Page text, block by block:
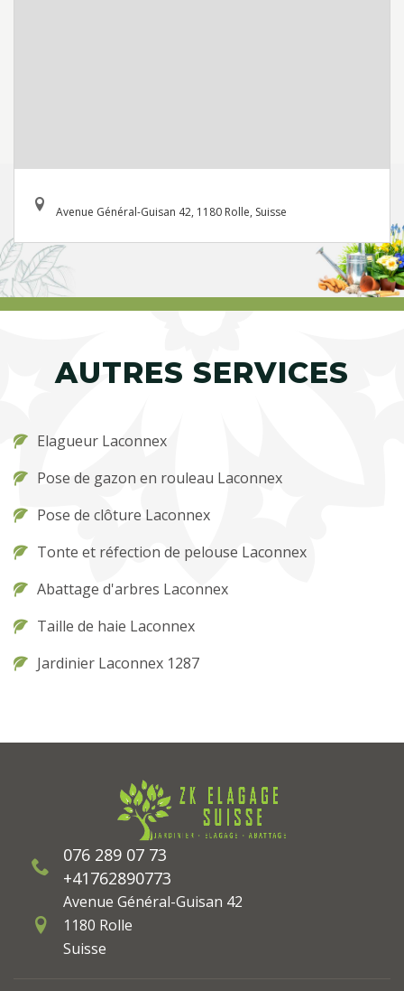
Avenue Général-Guisan 42, 1180 Rolle, Suisse
AUTRES SERVICES
Elagueur Laconnex
Pose de gazon en rouleau Laconnex
Pose de clôture Laconnex
Tonte et réfection de pelouse Laconnex
Abattage d'arbres Laconnex
Taille de haie Laconnex
Jardinier Laconnex 1287
076 289 07 73
+41762890773
Avenue Général-Guisan 42
1180 Rolle
Suisse